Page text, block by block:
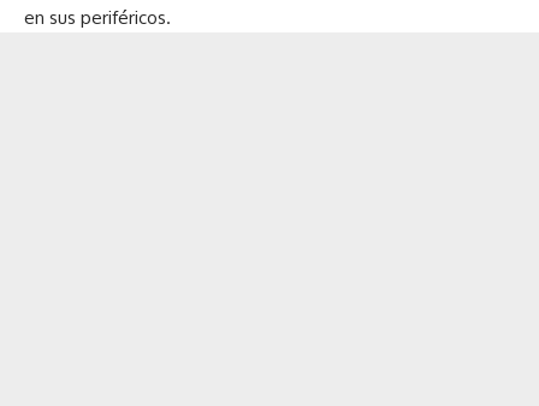
en sus periféricos.